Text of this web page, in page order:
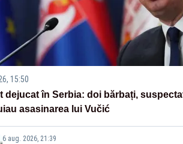
15:50
dejucat în Serbia: doi bărbați,
asasinarea lui Vučić
6 aug. 2026, 21:39